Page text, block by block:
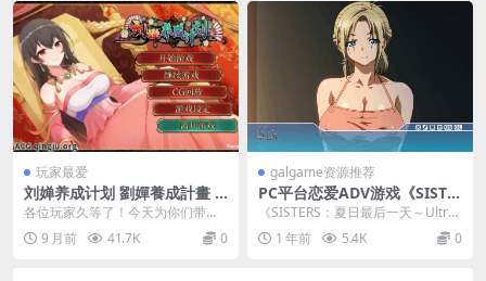
配 / 2.71G / 含 CV】
玩家最爱
刘婵养成计划 劉嬋養成計畫 v
1.07 安卓直装 官方中文 slg类
各位玩家久等了！今天为你们带来
一款颠覆传统三国题材的硬核策略
养成神作——《刘婵养...
9 月前 41.7K 0
galgame资源推荐
PC平台恋爱ADV游戏《SISTE
RS：夏日最后一天～Ultra Ed
《SISTERS：夏日最后一天～Ultra
Edition》是一款精心制作的PC...
1 年前 5.4K 0